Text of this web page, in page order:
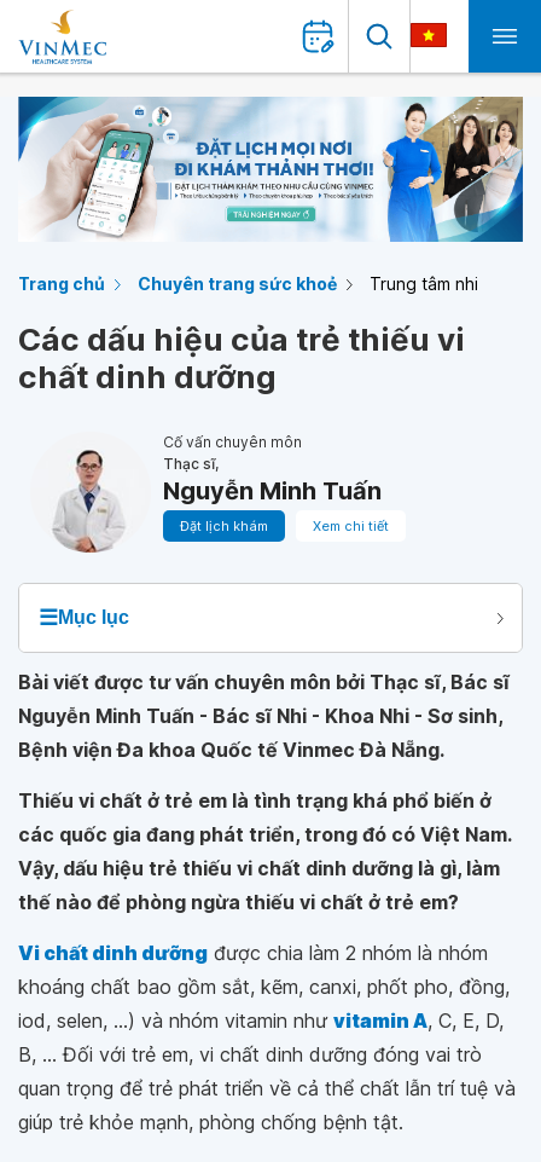
Trang chủ Chuyên trang sức khoẻ Trung tâm nhi
Các dấu hiệu của trẻ thiếu vi
chất dinh dưỡng
Cố vấn chuyên môn
Thạc sĩ,
Nguyễn Minh Tuấn
Đặt lịch khám Xem chi tiết
☰Mục lục
Bài viết được tư vấn chuyên môn bởi Thạc sĩ, Bác sĩ
Nguyễn Minh Tuấn - Bác sĩ Nhi - Khoa Nhi - Sơ sinh,
Bệnh viện Đa khoa Quốc tế Vinmec Đà Nẵng.
Thiếu vi chất ở trẻ em là tình trạng khá phổ biến ở
các quốc gia đang phát triển, trong đó có Việt Nam.
Vậy, dấu hiệu trẻ thiếu vi chất dinh dưỡng là gì, làm
thế nào để phòng ngừa thiếu vi chất ở trẻ em?
Vi chất dinh dưỡng được chia làm 2 nhóm là nhóm
khoáng chất bao gồm sắt, kẽm, canxi, phốt pho, đồng,
iod, selen, ...) và nhóm vitamin như vitamin A, C, E, D,
B, ... Đối với trẻ em, vi chất dinh dưỡng đóng vai trò
quan trọng để trẻ phát triển về cả thể chất lẫn trí tuệ và
giúp trẻ khỏe mạnh, phòng chống bệnh tật.